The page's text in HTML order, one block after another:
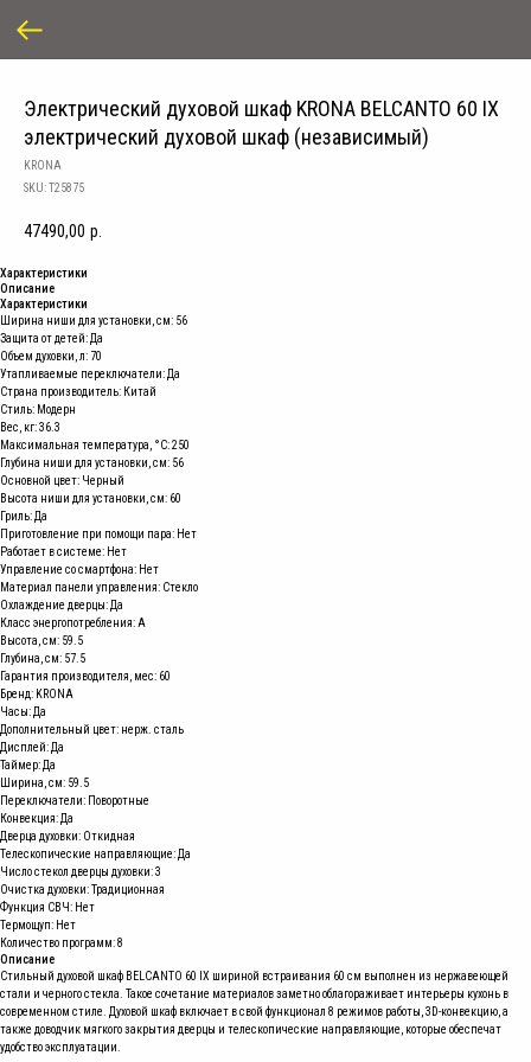
Электрический духовой шкаф KRONA BELCANTO 60 IX
электрический духовой шкаф (независимый)
KRONA
SKU:T25875
47490,00 р.
Характеристики
Описание
Характеристики
Ширина ниши для установки, см: 56
Защита от детей: Да
Объем духовки, л: 70
Утапливаемые переключатели: Да
Страна производитель: Китай
Стиль: Модерн
Вес, кг: 36.3
Максимальная температура, °C: 250
Глубина ниши для установки, см: 56
Основной цвет: Черный
Высота ниши для установки, см: 60
Гриль: Да
Приготовление при помощи пара: Нет
Работает в системе: Нет
Управление со смартфона: Нет
Материал панели управления: Стекло
Охлаждение дверцы: Да
Класс энергопотребления: A
Высота, см: 59.5
Глубина, см: 57.5
Гарантия производителя, мес: 60
Бренд: KRONA
Часы: Да
Дополнительный цвет: нерж. сталь
Дисплей: Да
Таймер: Да
Ширина, см: 59.5
Переключатели: Поворотные
Конвекция: Да
Дверца духовки: Откидная
Телескопические направляющие: Да
Число стекол дверцы духовки: 3
Очистка духовки: Традиционная
Функция СВЧ: Нет
Термощуп: Нет
Количество программ: 8
Описание
Стильный духовой шкаф BELCANTO 60 IX шириной встраивания 60 см выполнен из нержавеющей
стали и черного стекла. Такое сочетание материалов заметно облагораживает интерьеры кухонь в
современном стиле. Духовой шкаф включает в свой функционал 8 режимов работы, 3D-конвекцию, а
также доводчик мягкого закрытия дверцы и телескопические направляющие, которые обеспечат
удобство эксплуатации.